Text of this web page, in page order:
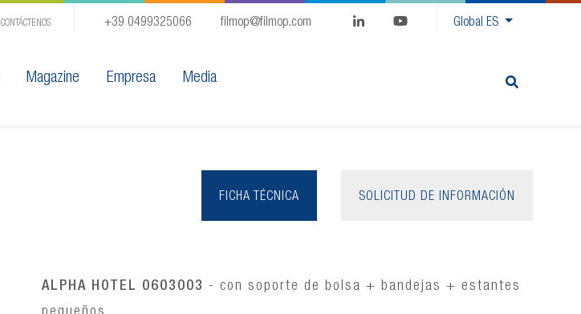
CONTÁCTENOS GlobalES
+39 0499325066 filmop@filmop.com
Magazine Empresa Media
SOLICITUD DE INFORMACIÓN
FICHA TÉCNICA
ALPHA HOTEL 0603003 - con soporte de bolsa + bandejas + estantes